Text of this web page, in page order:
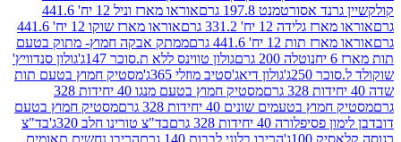
197.8 גרם
אוראו מארז וניל 12 יח' 441.6
12 יח' 331.2 גרם
אוראו מארז שוקו 12 יח' 441.6
12 יח' 441.6 גרם
ממתק אבקה חמוץ- מתוק בטעם
נוטלה 200 גרם
גולון טווינס ללא ת.סוכר 147ג'
גולון סנדוויץ'
250ג'
גולון דיאג'סטיב מוזלי 365ג'
מסטיק חמוץ בטעם תות
מסטיק חמוץ בטעם מנגו 40 יחידות 328
בטעמים שונים 40 יחידות 328 גרם
מסטיק חמוץ בטעם
40 יחידות 328 גרם
בד"צ טורינו חלב 320ג'
בד"צ
הריבו בלוני לבבות 140 גרם
הריבו נחשים תאומים